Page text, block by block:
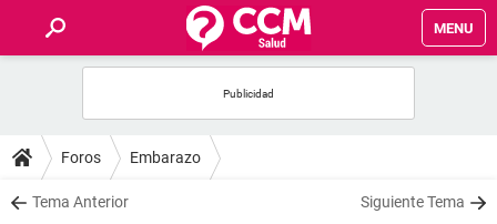
MENU
FOROS
SALUD
Foros Embarazo
Tema Anterior Siguiente Tema